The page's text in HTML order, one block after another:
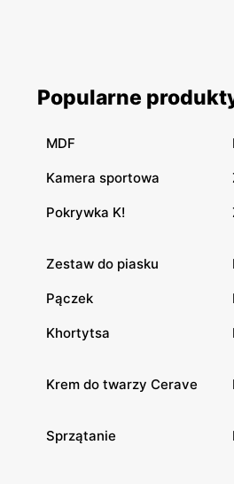
Popularne
MDF
Kamera sportowa
Pokrywka K!
Zestaw do piasku
Pączek
Khortytsa
Krem do twarzy Cerave
Sprzątanie